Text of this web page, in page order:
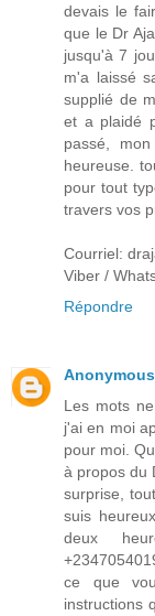
devais le
que le Dr
jusqu'à 7
m'a laissé
supplié de
et a plaidé
passé,
heureuse.
pour tout
travers vos
Courriel:
Viber /
Répondre
Anonymous
Les mots
j'ai en moi
pour moi.
à propos du
surprise,
suis
deux
ce que
instructions